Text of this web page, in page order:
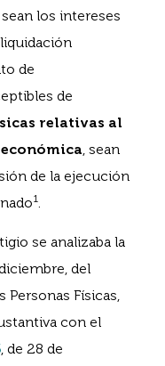
los intereses
de
de
relativas al
, sean
de la ejecución
1.
se analizaba la
del
Personas Físicas,
con el
, de 28 de